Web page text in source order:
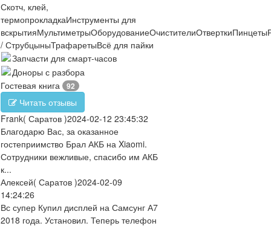
Скотч, клей,
термопрокладкаИнструменты для
вскрытияМультиметрыОборудованиеОчистителиОтверткиПинцеты
/ СтрубцыныТрафаретыВсё для пайки
Запчасти для смарт-часов
Доноры с разбора
Гостевая книга
92
Читать отзывы
Frank( Саратов )2024-02-12 23:45:32
Благодарю Вас, за оказанное
гостеприимство Брал АКБ на Xiaomi.
Сотрудники вежливые, спасибо им АКБ
к...
Алексей( Саратов )2024-02-09
14:24:26
Вс супер Купил дисплей на Самсунг А7
2018 года. Установил. Теперь телефон